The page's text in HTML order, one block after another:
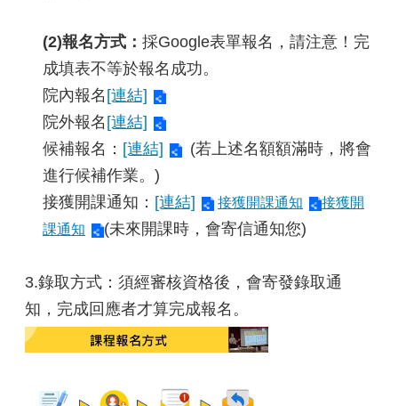
(2)報名方式： 採Google表單報名，請注意！完
成填表不等於報名成功。
院內報名 [連結]
院外報名 [連結]
候補報名： [連結]
(若上述名額額滿時，將會
進行候補作業。)
接獲開課通知： [連結] 接獲開課通知
接獲開
課通知
(未來開課時，會寄信通知您)
3.錄取方式：須經審核資格後，會寄發錄取通
知，完成回應者才算完成報名。